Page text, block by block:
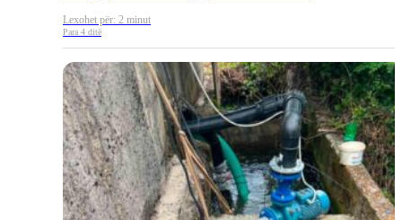
Lexohet për: 2 minut
Para 4 ditë